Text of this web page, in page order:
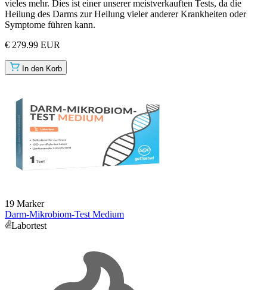
vieles mehr. Dies ist einer unserer meistverkauften Tests, da die
Heilung des Darms zur Heilung vieler anderer Krankheiten oder
Symptome führen kann.
€ 279.99 EUR
In den Korb
19 Marker
Darm-Mikrobiom-Test Medium
Labortest